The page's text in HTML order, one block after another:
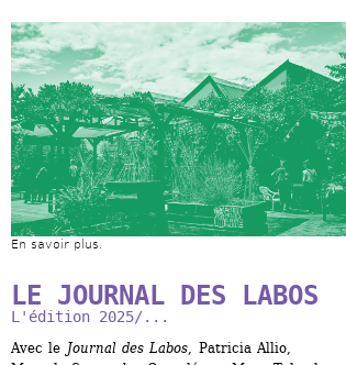
En savoir plus.
LE JOURNAL DES LABOS
L'édition 2025/...
Avec le Journal des Labos, Patricia Allio,